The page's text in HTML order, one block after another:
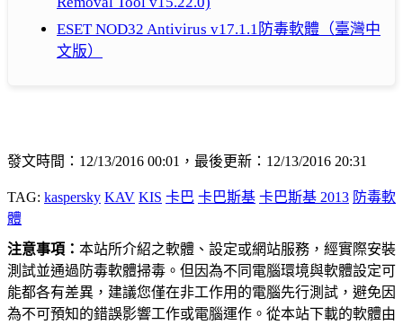
ESET NOD32 Antivirus v17.1.1防毒軟體（臺灣中
文版）
發文時間：12/13/2016 00:01，最後更新：12/13/2016 20:31
TAG: kaspersky KAV KIS 卡巴 卡巴斯基 卡巴斯基 2013 防毒軟
體
注意事項： 本站所介紹之軟體、設定或網站服務，經實際安裝
測試並通過防毒軟體掃毒。但因為不同電腦環境與軟體設定可
能都各有差異，建議您僅在非工作用的電腦先行測試，避免因
為不可預知的錯誤影響工作或電腦運作。從本站下載的軟體由